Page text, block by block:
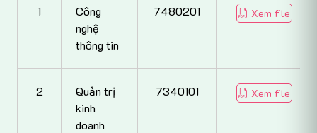
1
Công
nghệ
thông tin
7480201 Xem file
2
Quản trị
kinh
doanh
7340101 Xem file